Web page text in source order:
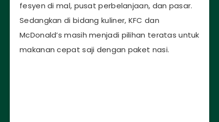
fesyen di mal, pusat perbelanjaan, dan pasar.
Sedangkan di bidang kuliner, KFC dan
McDonald’s masih menjadi pilihan teratas untuk
makanan cepat saji dengan paket nasi.